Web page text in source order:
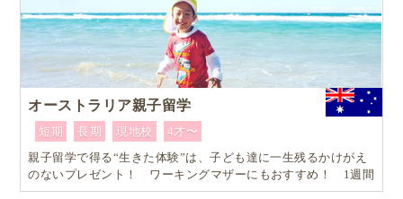
オーストラリア親子留学
短期 長期 現地校
4才〜
親子留学で得る“生きた体験”は、子ども達に一生残るかけがえ
のないプレゼント！ ワーキングマザーにもおすすめ！ 1週間
からはじめるオーストラリア親子留学